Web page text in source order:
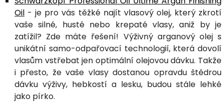
Oil - je pro vás těžké najít vlasový olej, který zkrotí
vaše silné, husté nebo krepaté vlasy, aniž by je
zatížil? Zde máte řešení! Výživný arganový olej s
unikátní samo-odpařovací technologií, která dovolí
vlasům vstřebat jen optimální olejovou dávku. Takže
i přesto, že vaše vlasy dostanou opravdu štědrou
dávku výživy, hebkostí a lesku, budou stále lehké
jako pírko.